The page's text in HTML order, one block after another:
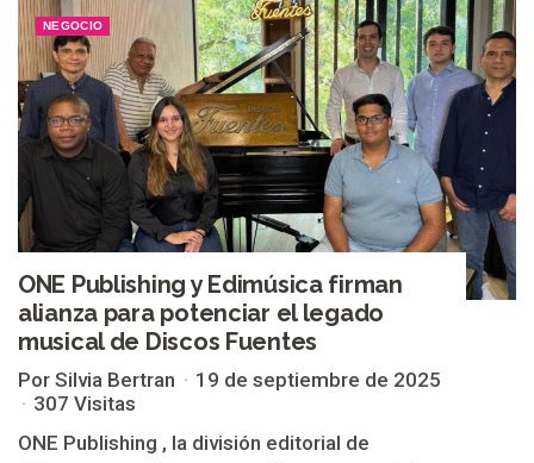
NEGOCIO
ONE Publishing y Edimúsica firman
alianza para potenciar el legado
musical de Discos Fuentes
Por Silvia Bertran
19 de septiembre de 2025
307 Visitas
ONE Publishing , la división editorial de